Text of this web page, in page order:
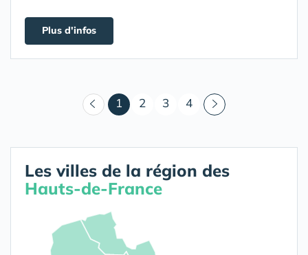
Plus d'infos
1 (courant)
2 3 4
Les villes de la région des
Hauts-de-France